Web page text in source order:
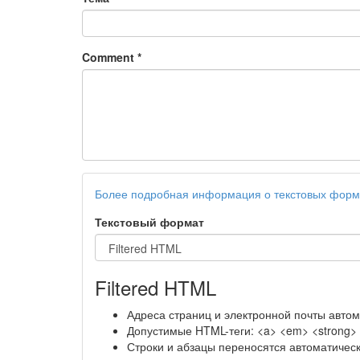
Comment *
Более подробная информация о текстовых
Текстовый формат
Filtered HTML
Адреса страниц и электронной почты
Допустимые HTML-теги: <a> <em>
Строки и абзацы переносятся